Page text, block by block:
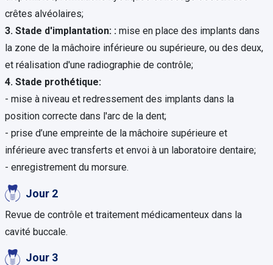
crêtes alvéolaires;
3. Stade d'implantation: : mise en place des implants dans
la zone de la mâchoire inférieure ou supérieure, ou des deux,
et réalisation d'une radiographie de contrôle;
4. Stade prothétique:
- mise à niveau et redressement des implants dans la
position correcte dans l'arc de la dent;
- prise d’une empreinte de la mâchoire supérieure et
inférieure avec transferts et envoi à un laboratoire dentaire;
- enregistrement du morsure.
Jour 2
Revue de contrôle et traitement médicamenteux dans la
cavité buccale.
Jour 3